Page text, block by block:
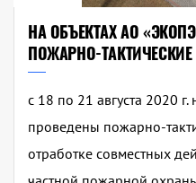
НА ОБЪЕКТАХ АО
ПОЖАРНО-
с 18 по 21 августа 2020
проведены пожарно-
отработке совместных